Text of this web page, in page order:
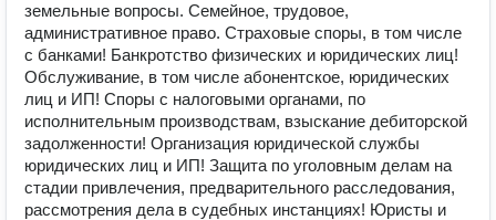
земельные вопросы. Семейное, трудовое,
административное право. Страховые споры, в том числе
с банками! Банкротство физических и юридических лиц!
Обслуживание, в том числе абонентское, юридических
лиц и ИП! Споры с налоговыми органами, по
исполнительным производствам, взыскание дебиторской
задолженности! Организация юридической службы
юридических лиц и ИП! Защита по уголовным делам на
стадии привлечения, предварительного расследования,
рассмотрения дела в судебных инстанциях! Юристы и